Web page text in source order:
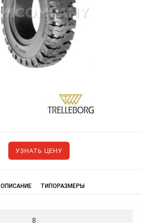
УЗНАТЬ ЦЕНУ
ОПИСАНИЕ ТИПОРАЗМЕРЫ
8